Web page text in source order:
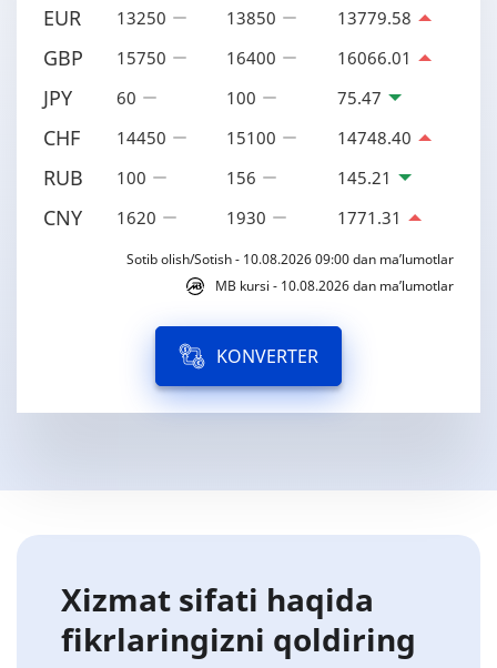
EUR 13250 13850 13779.58
GBP 15750 16400 16066.01
JPY 60 100 75.47
CHF 14450 15100 14748.40
RUB 100 156 145.21
CNY 1620 1930 1771.31
Sotib olish/Sotish - 10.08.2026 09:00 dan ma’lumotlar
MB kursi - 10.08.2026 dan ma’lumotlar
KONVERTER
Xizmat sifati haqida
fikrlaringizni qoldiring